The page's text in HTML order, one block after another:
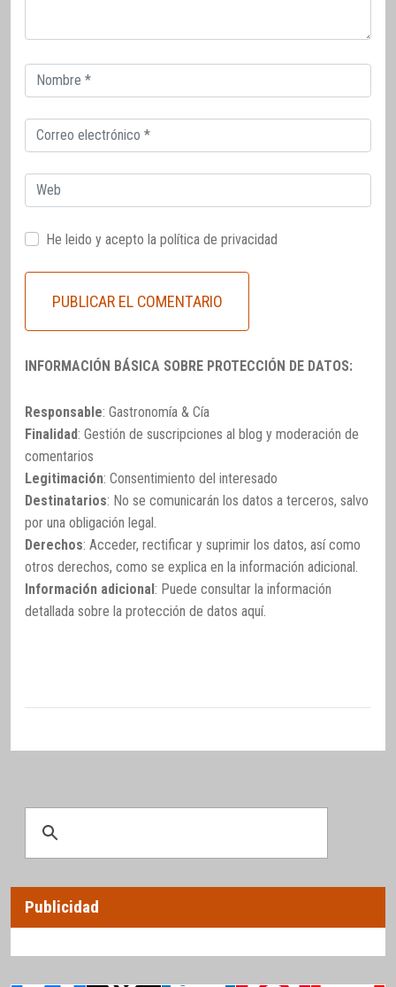
Correo
electrónico
Correo
electrónico
Web
He leido y acepto la política de privacidad
INFORMACIÓN BÁSICA SOBRE PROTECCIÓN DE DATOS:
Responsable: Gastronomía & Cía
Finalidad: Gestión de suscripciones al blog y moderación de
comentarios
Legitimación: Consentimiento del interesado
Destinatarios: No se comunicarán los datos a terceros, salvo
por una obligación legal.
Derechos: Acceder, rectificar y suprimir los datos, así como
otros derechos, como se explica en la información adicional.
Información adicional: Puede consultar la información
detallada sobre la protección de datos aquí.
Publicidad